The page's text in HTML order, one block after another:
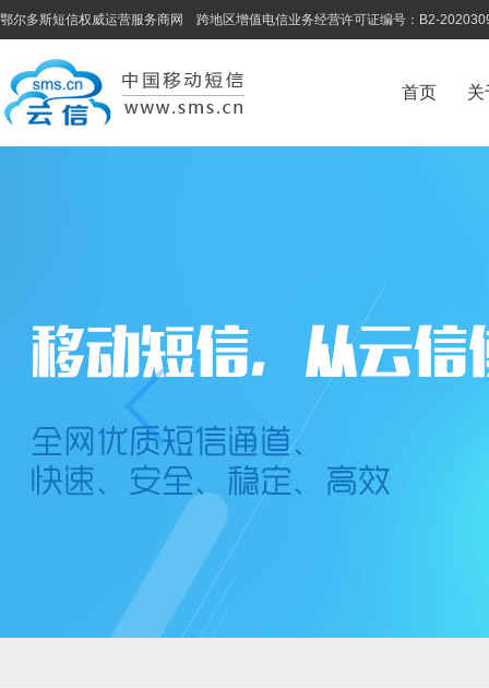
鄂尔多斯短信权威运营服务商网 跨地区增值电信业务经营许可证编号：B2-
首页 关